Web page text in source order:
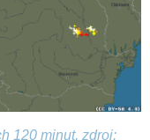
120 minut, zdroj: